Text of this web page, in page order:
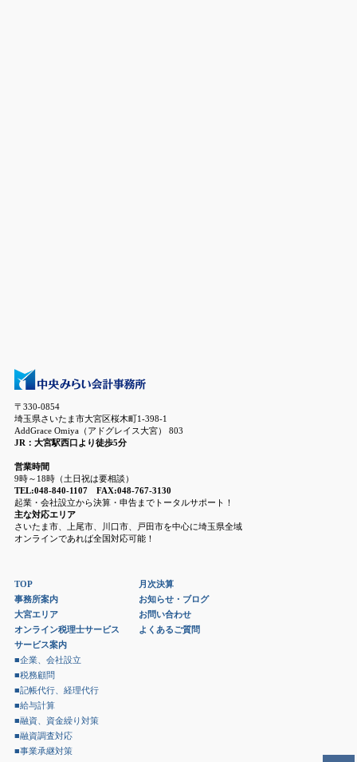
〒330-0854
埼玉県さいたま市大宮区桜木町1-398-1
AddGrace Omiya（アドグレイス大宮） 803
JR：大宮駅西口より徒歩5分
営業時間
9時～18時（土日祝は要相談）
TEL:048-840-1107 FAX:048-767-3130
起業・会社設立から決算・申告までトータルサポート！
主な対応エリア
さいたま市、上尾市、川口市、戸田市を中心に埼玉県全域
オンラインであれば全国対応可能！
TOP
事務所案内
大宮エリア
オンライン税理士サービス
サービス案内
■企業、会社設立
■税務顧問
■記帳代行、経理代行
■給与計算
■融資、資金繰り対策
■融資調査対応
■事業承継対策
月次決算
お知らせ・ブログ
お問い合わせ
よくあるご質問